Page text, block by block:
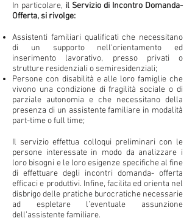
In particolare, il Servizio di Incontro Domanda-
Offerta, si rivolge:
Assistenti familiari qualificati che necessitano
di un supporto nell'orientamento ed
inserimento lavorativo, presso privati o
strutture residenziali o semiresidenziali;
Persone con disabilità e alle loro famiglie che
vivono una condizione di fragilità sociale o di
parziale autonomia e che necessitano della
presenza di un assistente familiare in modalità
part-time o full time;
Il servizio effettua colloqui preliminari con le
persone interessate in modo da analizzare i
loro bisogni e le loro esigenze specifiche al fine
di effettuare degli incontri domanda- offerta
efficaci e produttivi. Infine, facilita ed orienta nel
disbrigo delle pratiche burocratiche necessarie
ad espletare l’eventuale assunzione
dell’assistente familiare.